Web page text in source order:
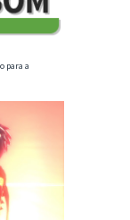
para a